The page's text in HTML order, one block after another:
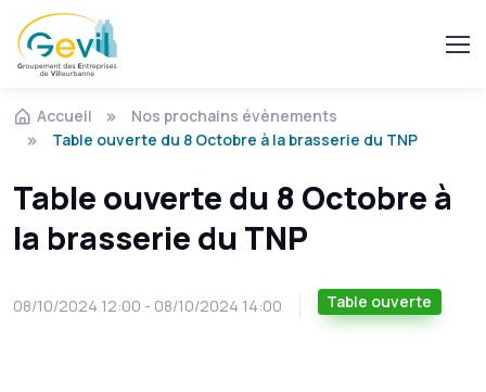
Accueil
Nos prochains évènements
Table ouverte du 8 Octobre à la brasserie du TNP
Table ouverte du 8 Octobre à
la brasserie du TNP
08/10/2024 12:00 - 08/10/2024 14:00 Table ouverte